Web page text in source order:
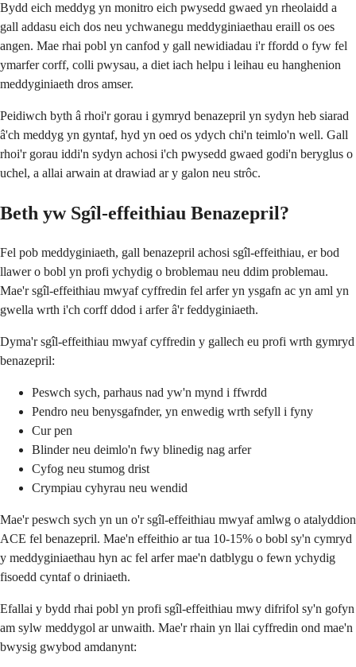
Bydd eich meddyg yn monitro eich pwysedd gwaed yn rheolaidd a
gall addasu eich dos neu ychwanegu meddyginiaethau eraill os oes
angen. Mae rhai pobl yn canfod y gall newidiadau i'r ffordd o fyw fel
ymarfer corff, colli pwysau, a diet iach helpu i leihau eu hanghenion
meddyginiaeth dros amser.
Peidiwch byth â rhoi'r gorau i gymryd benazepril yn sydyn heb siarad
â'ch meddyg yn gyntaf, hyd yn oed os ydych chi'n teimlo'n well. Gall
rhoi'r gorau iddi'n sydyn achosi i'ch pwysedd gwaed godi'n beryglus o
uchel, a allai arwain at drawiad ar y galon neu strôc.
Beth yw Sgîl-effeithiau Benazepril?
Fel pob meddyginiaeth, gall benazepril achosi sgîl-effeithiau, er bod
llawer o bobl yn profi ychydig o broblemau neu ddim problemau.
Mae'r sgîl-effeithiau mwyaf cyffredin fel arfer yn ysgafn ac yn aml yn
gwella wrth i'ch corff ddod i arfer â'r feddyginiaeth.
Dyma'r sgîl-effeithiau mwyaf cyffredin y gallech eu profi wrth gymryd
benazepril:
Peswch sych, parhaus nad yw'n mynd i ffwrdd
Pendro neu benysgafnder, yn enwedig wrth sefyll i fyny
Cur pen
Blinder neu deimlo'n fwy blinedig nag arfer
Cyfog neu stumog drist
Crympiau cyhyrau neu wendid
Mae'r peswch sych yn un o'r sgîl-effeithiau mwyaf amlwg o atalyddion
ACE fel benazepril. Mae'n effeithio ar tua 10-15% o bobl sy'n cymryd
y meddyginiaethau hyn ac fel arfer mae'n datblygu o fewn ychydig
fisoedd cyntaf o driniaeth.
Efallai y bydd rhai pobl yn profi sgîl-effeithiau mwy difrifol sy'n gofyn
am sylw meddygol ar unwaith. Mae'r rhain yn llai cyffredin ond mae'n
bwysig gwybod amdanynt: